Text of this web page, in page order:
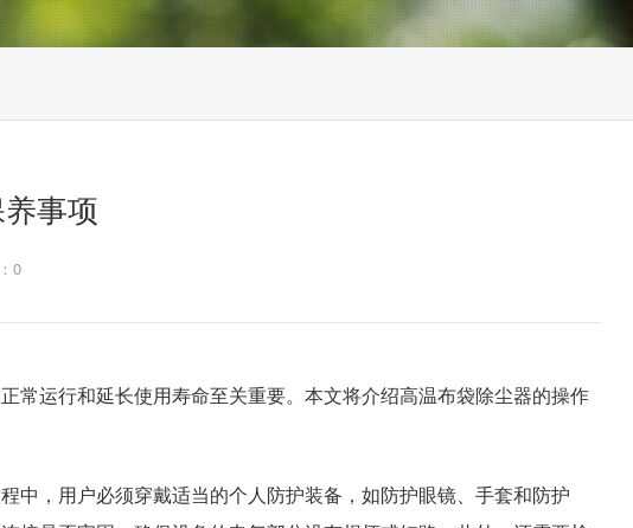
事项
0
常运行和延长使用寿命至关重要。本文将介绍高温布袋除尘器的操作
中，用户必须穿戴适当的个人防护装备，如防护眼镜、手套和防护